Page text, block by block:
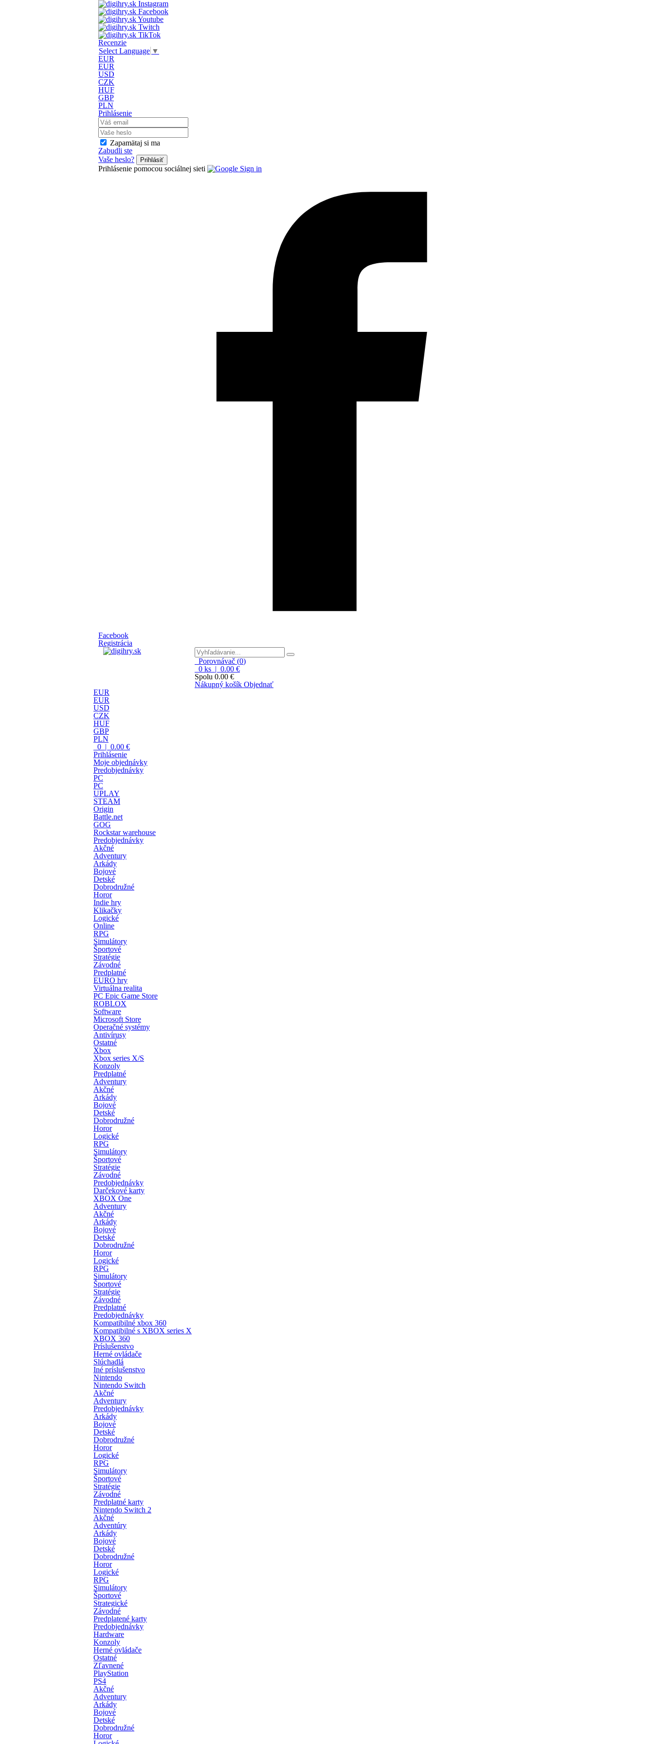
Recenzie
Select Language ▼
EUR
EUR
USD
CZK
HUF
GBP
PLN
Prihlásenie
Zapamätaj si ma
Zabudli ste
Vaše heslo?
Prihlásiť
Prihlásenie pomocou sociálnej sieti
Facebook
Registrácia
Porovnávač (0)
0 ks | 0.00 €
Spolu 0.00 €
Nákupný košík Objednať
EUR
EUR
USD
CZK
HUF
GBP
PLN
0 | 0.00 €
Prihlásenie
Moje objednávky
Predobjednávky
PC
PC
UPLAY
STEAM
Origin
Battle.net
GOG
Rockstar warehouse
Predobjednávky
Akčné
Adventury
Arkády
Bojové
Detské
Dobrodružné
Horor
Indie hry
Klikačky
Logické
Online
RPG
Simulátory
Športové
Stratégie
Závodné
Predplatné
EURO hry
Virtuálna realita
PC Epic Game Store
ROBLOX
Software
Microsoft Store
Operačné systémy
Antivírusy
Ostatné
Xbox
Xbox series X/S
Konzoly
Predplatné
Adventury
Akčné
Arkády
Bojové
Detské
Dobrodružné
Horor
Logické
RPG
Simulátory
Športové
Stratégie
Závodné
Predobjednávky
Darčekové karty
XBOX One
Adventury
Akčné
Arkády
Bojové
Detské
Dobrodružné
Horor
Logické
RPG
Simulátory
Športové
Stratégie
Závodné
Predplatné
Predobjednávky
Kompatibilné xbox 360
Kompatibilné s XBOX series X
XBOX 360
Príslušenstvo
Herné ovládače
Slúchadlá
Iné príslušenstvo
Nintendo
Nintendo Switch
Akčné
Adventury
Predobjednávky
Arkády
Bojové
Detské
Dobrodružné
Horor
Logické
RPG
Simulátory
Športové
Stratégie
Závodné
Predplatné karty
Nintendo Switch 2
Akčné
Adventúry
Arkády
Bojové
Detské
Dobrodružné
Horor
Logické
RPG
Simulátory
Športové
Strategické
Závodné
Predplatené karty
Predobjednávky
Hardware
Konzoly
Herné ovládače
Ostatné
Zľavnené
PlayStation
PS4
Akčné
Adventury
Arkády
Bojové
Detské
Dobrodružné
Horor